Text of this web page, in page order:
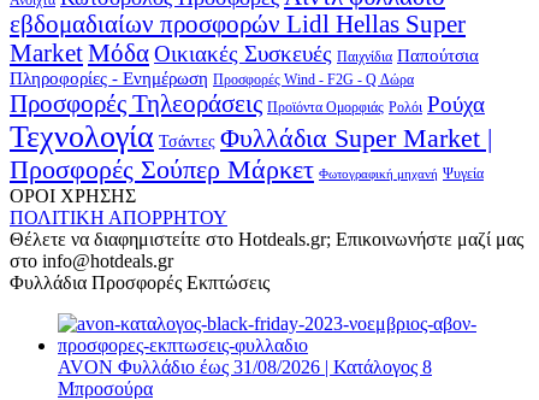
εβδομαδιαίων προσφορών Lidl Hellas Super
MarketΜόδαΟικιακές Συσκευές Παιχνίδια Παπούτσια
Πληροφορίες - Ενημέρωση Προσφορές Wind - F2G - Q Δώρα
Προσφορές Τηλεοράσεις Προϊόντα Ομορφιάς Ρολόι Ρούχα
Τεχνολογία Τσάντες Φυλλάδια Super Market |
Προσφορές Σούπερ Μάρκετ Φωτογραφική μηχανή Ψυγεία
ΟΡΟΙ ΧΡΗΣΗΣ
ΠΟΛΙΤΙΚΗ ΑΠΟΡΡΗΤΟΥ
Θέλετε να διαφημιστείτε στο Hotdeals.gr; Επικοινωνήστε μαζί μας
στο info@hotdeals.gr
Φυλλάδια Προσφορές Εκπτώσεις
AVON Φυλλάδιο έως 31/08/2026 | Κατάλογος 8
Μπροσούρα